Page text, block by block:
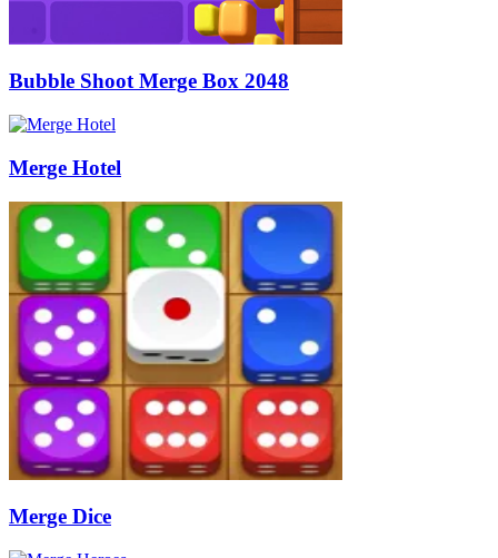
Bubble Shoot Merge Box 2048
Merge Hotel
Merge Dice